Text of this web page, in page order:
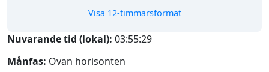
Visa 12-timmarsformat
Nuvarande tid (lokal): 03:55:30
Månfas: Ovan horisonten